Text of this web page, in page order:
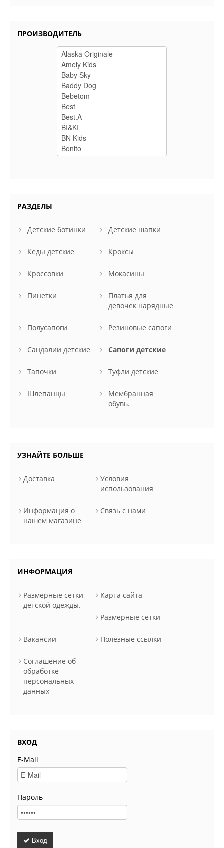
ПРОИЗВОДИТЕЛЬ
РАЗДЕЛЫ
Детские ботинки Детские шапки
Кеды детские Кроксы
Кроссовки Мокасины
Пинетки
Платья для
девочек нарядные
Полусапоги Резиновые сапоги
Сандалии детские Сапоги детские
Тапочки Туфли детские
Шлепанцы
Мембранная
обувь.
УЗНАЙТЕ БОЛЬШЕ
Доставка
Условия
использования
Информация о
нашем магазине
Связь с нами
ИНФОРМАЦИЯ
Размерные сетки
детской одежды.
Карта сайта
Размерные сетки
Вакансии Полезные ссылки
Соглашение об
обработке
персональных
данных
ВХОД
E-Mail
Пароль
Вход